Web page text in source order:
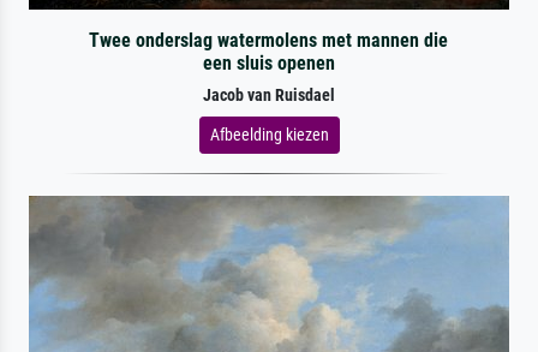
Twee onderslag watermolens met mannen die
een sluis openen
Jacob van Ruisdael
Afbeelding kiezen